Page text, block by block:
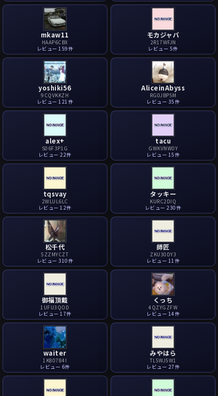
mkaw11
HAAP6CBX
レビュー 159件
モカジャバ
2R17WFJN
レビュー 5件
yoshiki56
9CQVKKZH
レビュー 121件
AliceinAbyss
RG0JBP5M
レビュー 35件
alex+
S06F3P1G
レビュー 22件
tacu
GWKVNW0Y
レビュー 15件
tqsvay
2WLUL6LC
レビュー 12件
タッキー
KURC2DIQ
レビュー 230件
松千代
5ZZMYCZT
レビュー 310件
師匠
ZKU30DY3
レビュー 11件
御福頂戴
1UFU3QOD
レビュー 17件
くっち
4QZYGZFW
レビュー 14件
waiter
1K80784I
レビュー 6件
みやはら
TL5WJ5W1
レビュー 27件